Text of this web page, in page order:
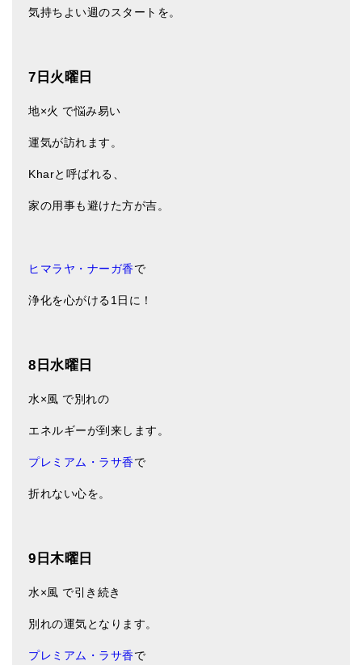
気持ちよい週のスタートを。
7日火曜日
地×火 で悩み易い
運気が訪れます。
Kharと呼ばれる、
家の用事も避けた方が吉。
ヒマラヤ・ナーガ香で
浄化を心がける1日に！
8日水曜日
水×風 で別れの
エネルギーが到来します。
プレミアム・ラサ香で
折れない心を。
9日木曜日
水×風 で引き続き
別れの運気となります。
プレミアム・ラサ香で